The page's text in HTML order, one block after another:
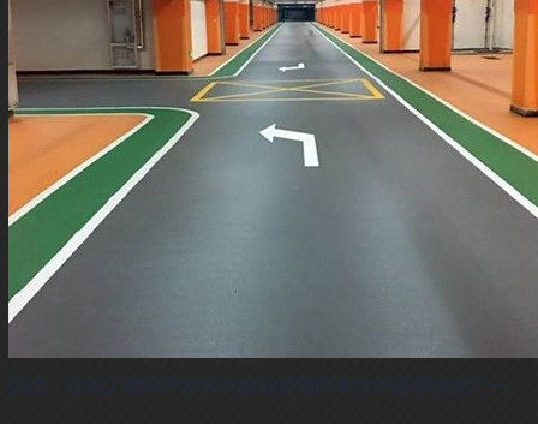
因此，在施工期间严格执行烟花是预防事故的重要措施之一。